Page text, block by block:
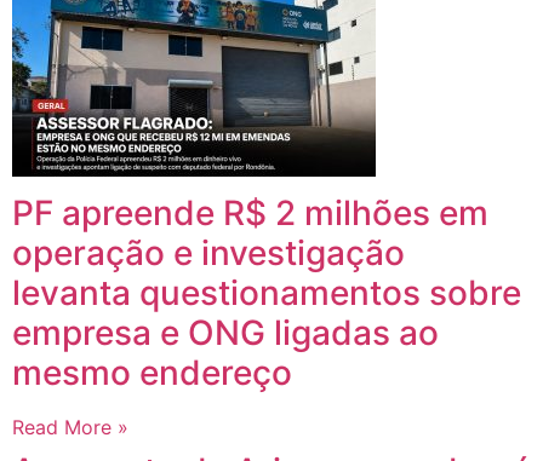
PF apreende R$ 2 milhões em
operação e investigação
levanta questionamentos sobre
empresa e ONG ligadas ao
mesmo endereço
Read More »